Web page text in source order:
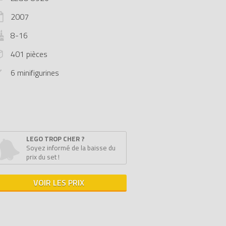
2007
8-16
401 pièces
6 minifigurines
LEGO TROP CHER ?
Soyez informé de la baisse du
prix du set !
VOIR LES PRIX